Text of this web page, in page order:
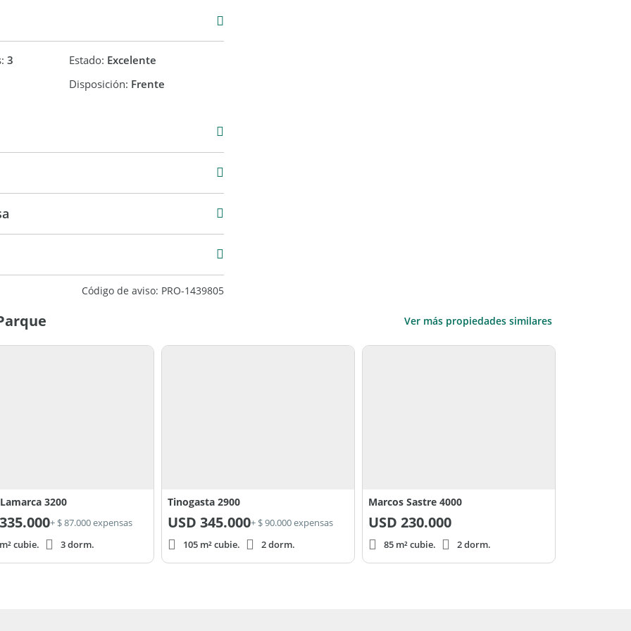
y alacena).
la zona:
asistentes NO ejercen el corretaje
3 Estado: Excelente
Disposición: Frente
Código de aviso: PRO-1439805
Ver más propiedades similares
3200
335.000+ $ 87.000 expensas
cubie.
3 dorm.
Tinogasta 2900
USD 345.000+ $ 90.000 expensas
105 m² cubie.
2 dorm.
Marcos Sastre 4000
USD 230.000
85 m² cubie. 2 dorm.